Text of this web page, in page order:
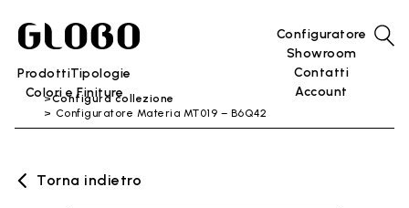
ProdottiTipologie
Colori e Finiture
Configuratore
Showroom
Contatti
Account
Configura collezione
Configuratore Materia MT019 – B6Q42
Torna indietro